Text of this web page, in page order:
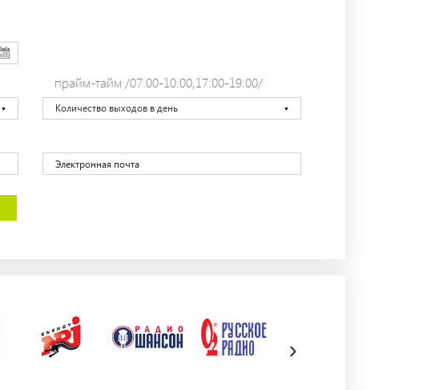
прайм-тайм /07:00-10:00,17:00-19:00/
Количество выходов в день
›